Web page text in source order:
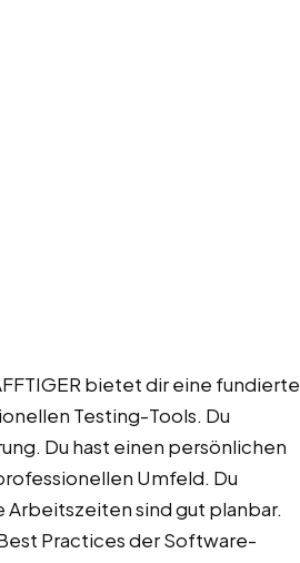
bietet dir eine fundierte
Testing-Tools. Du
Du hast einen persönlichen
Umfeld. Du
sind gut planbar.
Practices der Software-